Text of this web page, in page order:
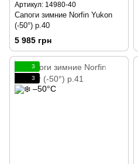
Артикул: 14980-40
Сапоги зимние Norfin Yukon
(-50°) р.40
5 985 грн
3
3